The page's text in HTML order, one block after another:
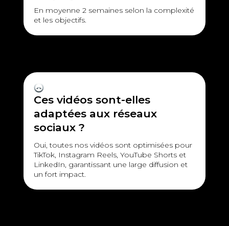
En moyenne 2 semaines selon la complexité
et les objectifs.
Ces vidéos sont-elles
adaptées aux réseaux
sociaux ?
Oui, toutes nos vidéos sont optimisées pour
TikTok, Instagram Reels, YouTube Shorts et
LinkedIn, garantissant une large diffusion et
un fort impact.